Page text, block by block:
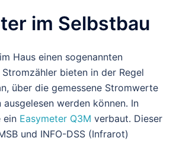
im Selbstbau
Haus einen sogenannten
bieten in der Regel
über die gemessene Stromwerte
werden können. In
ein Easymeter Q3M verbaut. Dieser
und INFO-DSS (Infrarot)